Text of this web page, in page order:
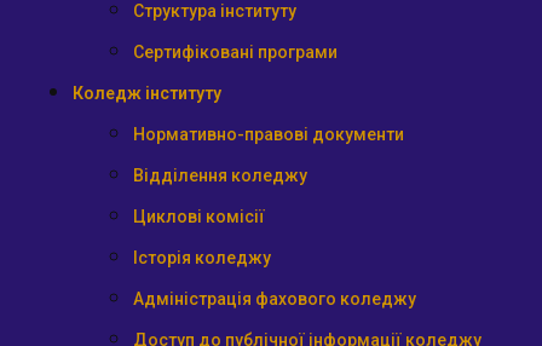
Структура інституту
Сертифіковані програми
Коледж інституту
Нормативно-правові документи
Відділення коледжу
Циклові комісії
Історія коледжу
Адміністрація фахового коледжу
Доступ до публічної інформації коледжу